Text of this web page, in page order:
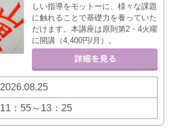
しい指導をモットーに、様々な課題
に触れることで基礎力を養っていた
だけます。本講座は原則第2・4火曜
に開講（4,400円/月）。
2026.08.25
11：55～13：25